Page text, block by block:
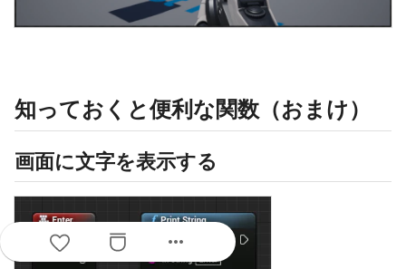
知っておくと便利な関数（おまけ）
画面に文字を表示する
more_horiz